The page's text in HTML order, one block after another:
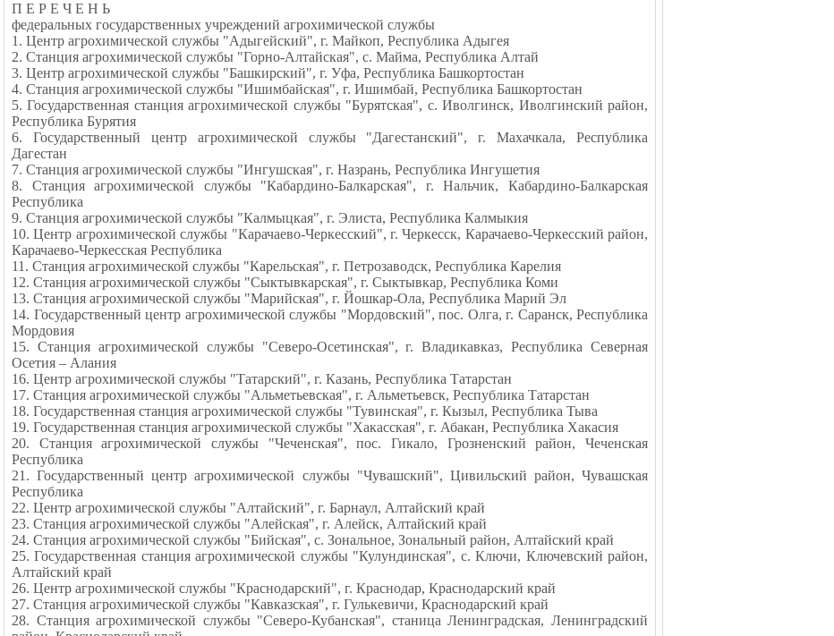
П Е Р Е Ч Е Н Ь
федеральных государственных учреждений агрохимической службы
1. Центр агрохимической службы "Адыгейский", г. Майкоп, Республика Адыгея
2. Станция агрохимической службы "Горно-Алтайская", с. Майма, Республика Алтай
3. Центр агрохимической службы "Башкирский", г. Уфа, Республика Башкортостан
4. Станция агрохимической службы "Ишимбайская", г. Ишимбай, Республика Башкортостан
5. Государственная станция агрохимической службы "Бурятская", с. Иволгинск, Иволгинский район,
Республика Бурятия
6. Государственный центр агрохимической службы "Дагестанский", г. Махачкала, Республика
Дагестан
7. Станция агрохимической службы "Ингушская", г. Назрань, Республика Ингушетия
8. Станция агрохимической службы "Кабардино-Балкарская", г. Нальчик, Кабардино-Балкарская
Республика
9. Станция агрохимической службы "Калмыцкая", г. Элиста, Республика Калмыкия
10. Центр агрохимической службы "Карачаево-Черкесский", г. Черкесск, Карачаево-Черкесский район,
Карачаево-Черкесская Республика
11. Станция агрохимической службы "Карельская", г. Петрозаводск, Республика Карелия
12. Станция агрохимической службы "Сыктывкарская", г. Сыктывкар, Республика Коми
13. Станция агрохимической службы "Марийская", г. Йошкар-Ола, Республика Марий Эл
14. Государственный центр агрохимической службы "Мордовский", пос. Олга, г. Саранск, Республика
Мордовия
15. Станция агрохимической службы "Северо-Осетинская", г. Владикавказ, Республика Северная
Осетия – Алания
16. Центр агрохимической службы "Татарский", г. Казань, Республика Татарстан
17. Станция агрохимической службы "Альметьевская", г. Альметьевск, Республика Татарстан
18. Государственная станция агрохимической службы "Тувинская", г. Кызыл, Республика Тыва
19. Государственная станция агрохимической службы "Хакасская", г. Абакан, Республика Хакасия
20. Станция агрохимической службы "Чеченская", пос. Гикало, Грозненский район, Чеченская
Республика
21. Государственный центр агрохимической службы "Чувашский", Цивильский район, Чувашская
Республика
22. Центр агрохимической службы "Алтайский", г. Барнаул, Алтайский край
23. Станция агрохимической службы "Алейская", г. Алейск, Алтайский край
24. Станция агрохимической службы "Бийская", с. Зональное, Зональный район, Алтайский край
25. Государственная станция агрохимической службы "Кулундинская", с. Ключи, Ключевский район,
Алтайский край
26. Центр агрохимической службы "Краснодарский", г. Краснодар, Краснодарский край
27. Станция агрохимической службы "Кавказская", г. Гулькевичи, Краснодарский край
28. Станция агрохимической службы "Северо-Кубанская", станица Ленинградская, Ленинградский